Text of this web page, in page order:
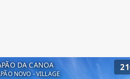
DA CANOA
NOVO - VILLAGE